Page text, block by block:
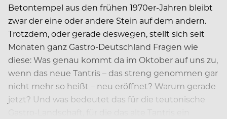
Betontempel aus den frühen 1970er-Jahren bleibt
zwar der eine oder andere Stein auf dem andern.
Trotzdem, oder gerade deswegen, stellt sich seit
Monaten ganz Gastro-Deutschland Fragen wie
diese: Was genau kommt da im Oktober auf uns zu,
wenn das neue Tantris – das streng genommen gar
nicht mehr so heißt – neu eröffnet? Warum gerade
jetzt? Und was bedeutet das für die teutonische